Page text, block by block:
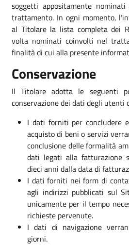
soggetti appositamente
trattamento. In ogni momento,
al Titolare la lista completa dei
volta nominati coinvolti nel
finalità di cui alla presente
Conservazione
Il Titolare adotta le seguenti
conservazione dei dati degli utenti
I dati forniti per concludere
acquisto di beni o servizi
conclusione delle formalità
dati legati alla fatturazione
dieci anni dalla data di
I dati forniti nei form di
agli indirizzi pubblicati sul
unicamente per il tempo
richieste pervenute.
I dati di navigazione
giorni.